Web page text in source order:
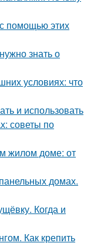
помощью этих
знать о
условиях: что
и использовать
советы по
жилом доме: от
домах.
Когда и
Как крепить